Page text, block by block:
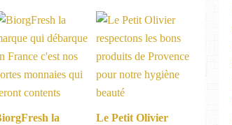
la
Le Petit Olivier